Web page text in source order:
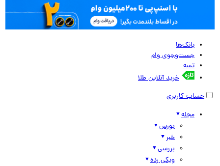
بانک‌ها
جست‌وجوی وام
تسه
خرید آنلاین طلا
حساب کاربری
مجله
بورس
خبر
بررسی
ویکی رده